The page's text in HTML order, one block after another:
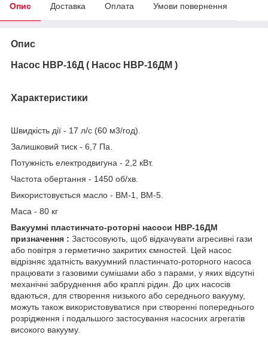
Опис Доставка Оплата Умови повернення
Опис
Насос НВР-16Д ( Насос НВР-16ДМ )
Характеристики
Швидкість дії - 17 л/с (60 м3/год).
Залишковий тиск - 6,7 Па.
Потужність електродвигуна - 2,2 кВт.
Частота обертання - 1450 об/хв.
Використовується масло - ВМ-1, ВМ-5.
Маса - 80 кг
Вакуумні пластинчато-роторні насоси НВР-16ДМ
призначення : Застосовують, щоб відкачувати агресивні гази
або повітря з герметично закритих ємностей. Цей насос
відрізняє здатність вакуумний пластинчато-роторного насоса
працювати з газовими сумішами або з парами, у яких відсутні
механічні забруднення або краплі рідин. До цих насосів
вдаються, для створення низького або середнього вакууму,
можуть також використовуватися при створенні попереднього
розрідження і подальшого застосування насосних агрегатів
високого вакууму.